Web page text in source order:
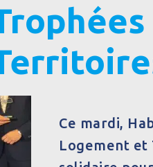
Ce mardi,
Logement et